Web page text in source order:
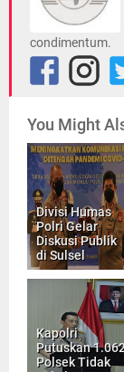
condimentum.
You Might
Divisi Humas
Polri Gelar
Diskusi Publik
di Sulsel
Kapolri
Putuskan
Polsek Tidak